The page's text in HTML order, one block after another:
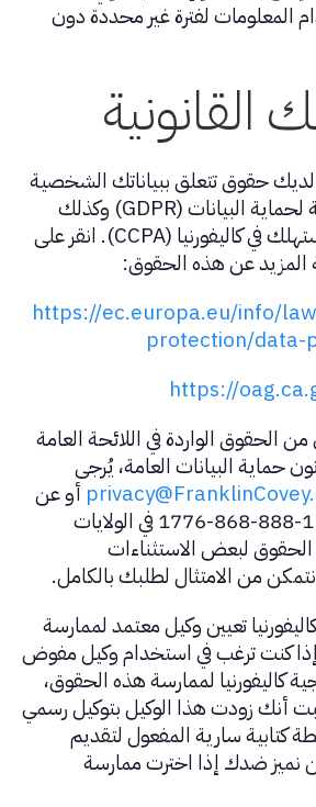
المعلومات لفترة غير محددة دون
حقوق تتعلق ببياناتك الشخصية
بموجب اللائحة العامة لحماية البيانات (GDPR) وكذلك
قانون خصوصية المستهلك في كاليفورنيا (CCPA). انقر على
المزيد عن هذه الحقوق:
https://ec.europa.eu/info/
protection/data-
https://
الحقوق الواردة في اللائحة العامة
حماية البيانات العامة، يُرجى
أو عن
طريق الاتصال بالرقم 1-888-868-1776 في الولايات
لبعض الاستثناءات
نتمكن من الامتثال لطلبك بالكامل.
تعيين وكيل معتمد لممارسة
كنت ترغب في استخدام وكيل مفوض
كاليفورنيا لممارسة هذه الحقوق،
أنك زودت هذا الوكيل بتوكيل رسمي
كتابية سارية المفعول لتقديم
نميز ضدك إذا اخترت ممارسة